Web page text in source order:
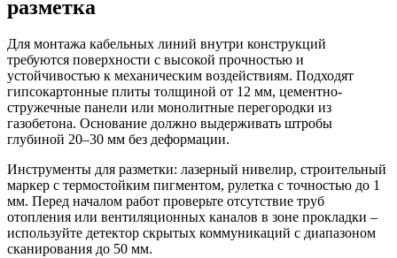
разметка
Для монтажа кабельных линий внутри конструкций
требуются поверхности с высокой прочностью и
устойчивостью к механическим воздействиям. Подходят
гипсокартонные плиты толщиной от 12 мм, цементно-
стружечные панели или монолитные перегородки из
газобетона. Основание должно выдерживать штробы
глубиной 20–30 мм без деформации.
Инструменты для разметки: лазерный нивелир, строительный
маркер с термостойким пигментом, рулетка с точностью до 1
мм. Перед началом работ проверьте отсутствие труб
отопления или вентиляционных каналов в зоне прокладки –
используйте детектор скрытых коммуникаций с диапазоном
сканирования до 50 мм.